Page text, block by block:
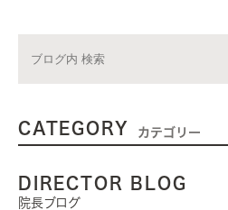
CATEGORY カテゴリー
DIRECTOR BLOG
院長ブログ